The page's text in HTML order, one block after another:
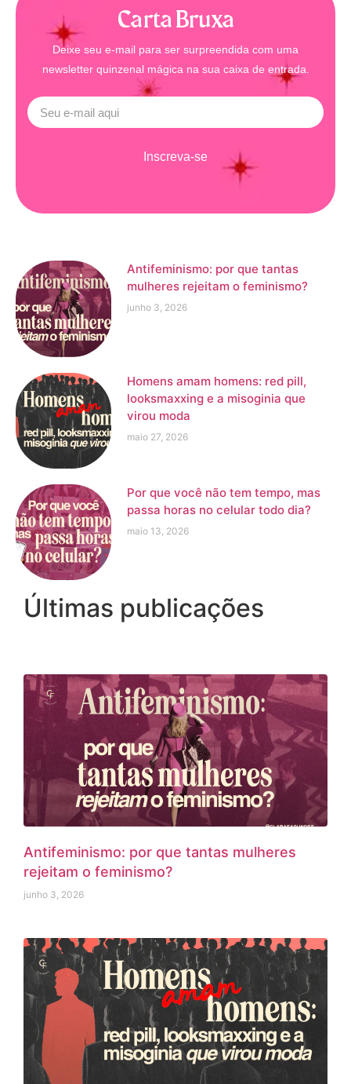
Carta Bruxa
Deixe seu e-mail para ser surpreendida com uma
newsletter quinzenal mágica na sua caixa de entrada.
Inscreva-se
Antifeminismo: por que tantas
mulheres rejeitam o feminismo?
junho 3, 2026
Homens amam homens: red pill,
looksmaxxing e a misoginia que
virou moda
maio 27, 2026
Por que você não tem tempo, mas
passa horas no celular todo dia?
maio 13, 2026
Últimas publicações
Antifeminismo: por que tantas mulheres
rejeitam o feminismo?
junho 3, 2026